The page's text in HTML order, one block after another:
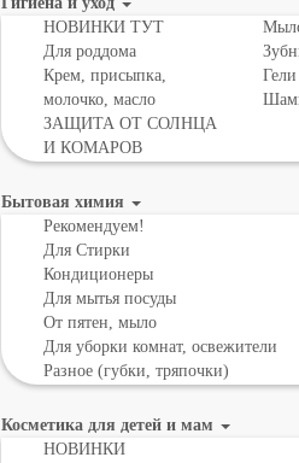
НОВИНКИ ТУТ
Для роддома
Крем, присыпка,
молочко, масло
ЗАЩИТА ОТ СОЛНЦА
И КОМАРОВ
Бытовая химия
Рекомендуем!
Для Стирки
Кондиционеры
Для мытья посуды
От пятен, мыло
Для уборки комнат, освежители
Разное (губки, тряпочки)
Косметика для детей и мам
НОВИНКИ